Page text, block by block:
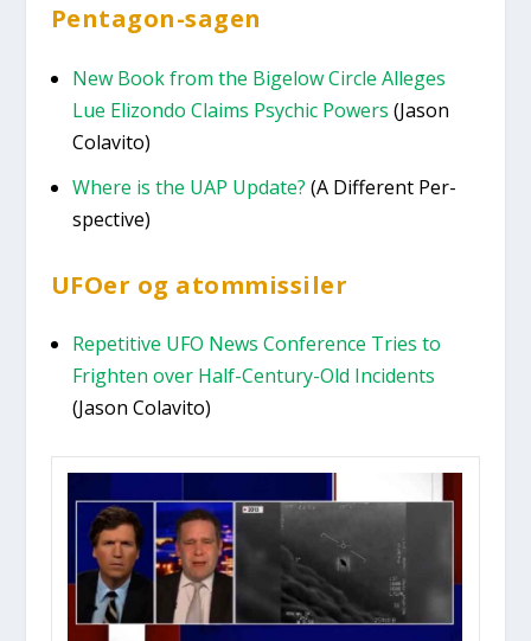
Pen­ta­gon-sagen
New Book from the Bige­low Circ­le Alle­ges
Lue Elizon­do Claims Psy­chic Powers (Jason
Colavi­to)
Whe­re is the UAP Upda­te? (A Dif­fe­rent Per­
specti­ve)
UFO­er og atom­mis­si­ler
Repe­ti­ti­ve UFO News Con­fe­ren­ce Tri­es to
Frigh­ten over Half-Cen­tury-Old Inci­dents
(Jason Colavi­to)